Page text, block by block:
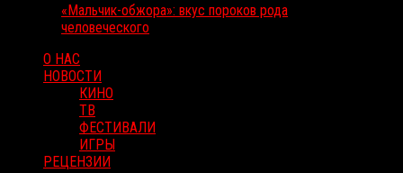
«Мальчик-обжора»: вкус пороков рода
человеческого
О НАС
НОВОСТИ
КИНО
ТВ
ФЕСТИВАЛИ
ИГРЫ
РЕЦЕНЗИИ